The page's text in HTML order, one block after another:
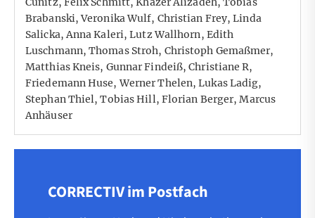
Brabanski, Veronika Wulf, Christian Frey, Linda
Salicka, Anna Kaleri, Lutz Wallhorn, Edith
Luschmann, Thomas Stroh, Christoph Gemaßmer,
Matthias Kneis, Gunnar Findeiß, Christiane R,
Friedemann Huse, Werner Thelen, Lukas Ladig,
Stephan Thiel, Tobias Hill, Florian Berger, Marcus
Anhäuser
CORRECTIV im Postfach